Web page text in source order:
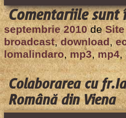
Comentariile sunt
septembrie 2010 de
broadcast,download,
lomalindaro,mp3,mp4,
Colaborarea cu
Română din Viena